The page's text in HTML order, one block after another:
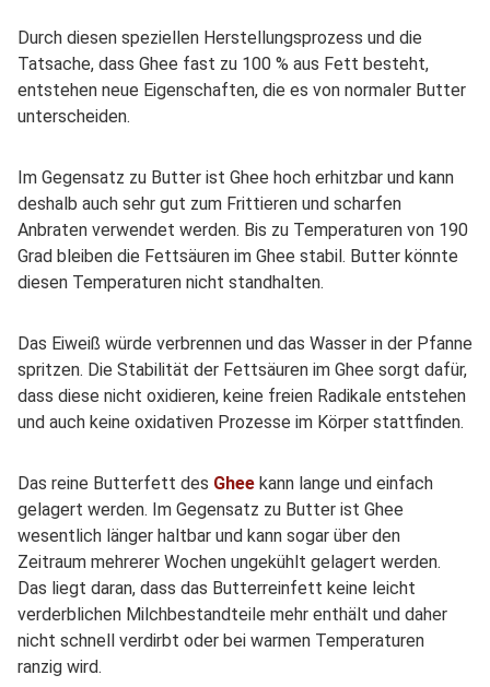
Durch diesen speziellen Herstellungsprozess und die
Tatsache, dass Ghee fast zu 100 % aus Fett besteht,
entstehen neue Eigenschaften, die es von normaler Butter
unterscheiden.
Im Gegensatz zu Butter ist Ghee hoch erhitzbar und kann
deshalb auch sehr gut zum Frittieren und scharfen
Anbraten verwendet werden. Bis zu Temperaturen von 190
Grad bleiben die Fettsäuren im Ghee stabil. Butter könnte
diesen Temperaturen nicht standhalten.
Das Eiweiß würde verbrennen und das Wasser in der Pfanne
spritzen. Die Stabilität der Fettsäuren im Ghee sorgt dafür,
dass diese nicht oxidieren, keine freien Radikale entstehen
und auch keine oxidativen Prozesse im Körper stattfinden.
Das reine Butterfett des Ghee kann lange und einfach
gelagert werden. Im Gegensatz zu Butter ist Ghee
wesentlich länger haltbar und kann sogar über den
Zeitraum mehrerer Wochen ungekühlt gelagert werden.
Das liegt daran, dass das Butterreinfett keine leicht
verderblichen Milchbestandteile mehr enthält und daher
nicht schnell verdirbt oder bei warmen Temperaturen
ranzig wird.